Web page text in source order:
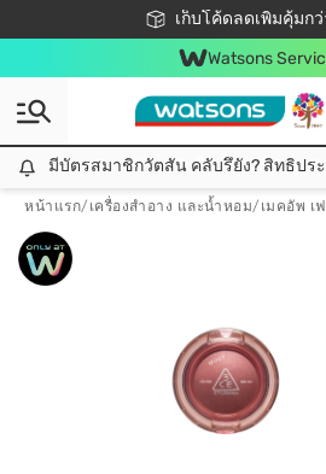
เก็บโค้ดลดเพิ่มคุ้มก
ชอปออนไลน์ครั้งแรก ลดเ
📦ส่งฟรี! เมื่อชอ
สมาชิกวัตสัน คลับ
Watsons
มีบัตรสมาชิกวัตสัน คลับรึยัง?
มีบัตรสมาชิกวัตสัน คลับรึยัง? สิทธิปร
หน้าแรก/ เครื่องสำอาง และน้ำหอม/ เมคอัพ เ